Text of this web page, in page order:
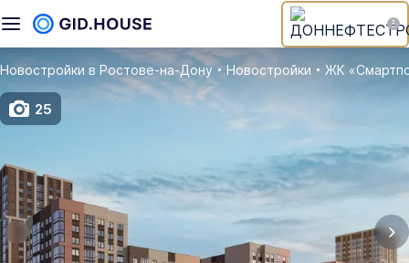
Новостройки в Ростове‑на‑Дону Новостройки ЖК
25